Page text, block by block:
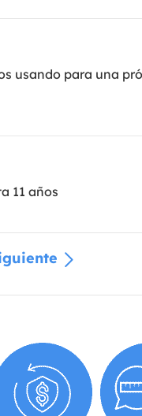
usando para una
11 años